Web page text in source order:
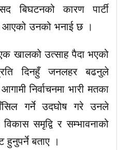
बिघटनको कारण पार्टी
आएको उनको भनाई छ ।
खालको उत्साह पैदा भएको
दिनहुँ जनलहर बढनुले
निर्वाचनमा भारी मतका
गर्ने उदघोष गरे उनले
समृद्वि र सम्भावनाको
बताए ।